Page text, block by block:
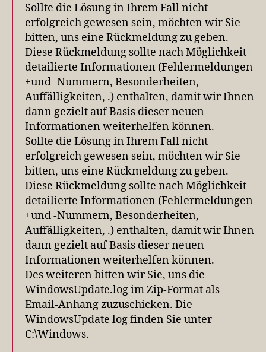
Sollte die Lösung in Ihrem Fall nicht
erfolgreich gewesen sein, möchten wir Sie
bitten, uns eine Rückmeldung zu geben.
Diese Rückmeldung sollte nach Möglichkeit
detailierte Informationen (Fehlermeldungen
+und -Nummern, Besonderheiten,
Auffälligkeiten, .) enthalten, damit wir Ihnen
dann gezielt auf Basis dieser neuen
Informationen weiterhelfen können.
Sollte die Lösung in Ihrem Fall nicht
erfolgreich gewesen sein, möchten wir Sie
bitten, uns eine Rückmeldung zu geben.
Diese Rückmeldung sollte nach Möglichkeit
detailierte Informationen (Fehlermeldungen
+und -Nummern, Besonderheiten,
Auffälligkeiten, .) enthalten, damit wir Ihnen
dann gezielt auf Basis dieser neuen
Informationen weiterhelfen können.
Des weiteren bitten wir Sie, uns die
WindowsUpdate.log im Zip-Format als
Email-Anhang zuzuschicken. Die
WindowsUpdate log finden Sie unter
C:\Windows.